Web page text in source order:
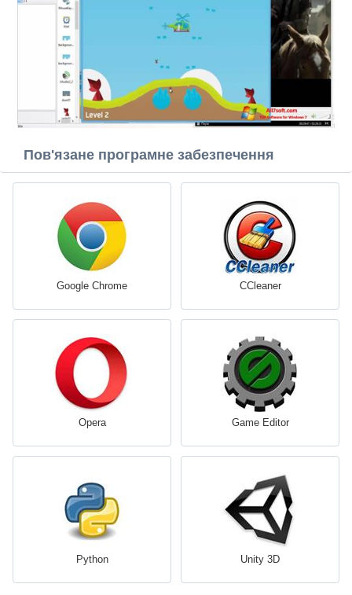
Пов'язане програмне забезпечення
Google Chrome CCleaner
Opera Game Editor
Python Unity 3D